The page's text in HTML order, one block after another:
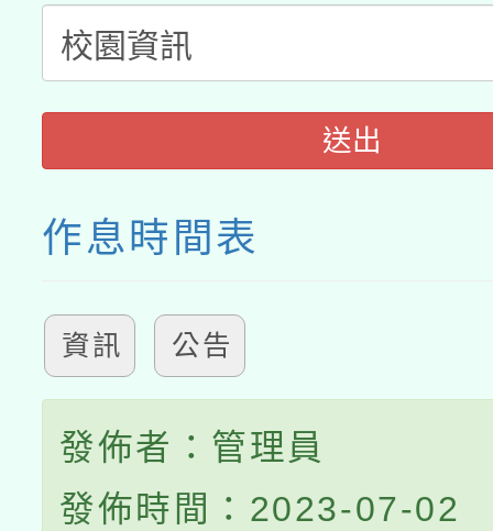
接種之民眾」措施，延
月28日止
送出
作息時間表
資訊 公告
發佈者：管理員
發佈時間：2023-07-02